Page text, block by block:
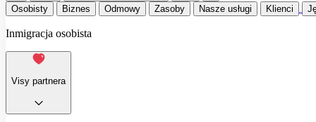
Osobisty
Biznes Odmowy Zasoby Nasze usługi Klienci
Inmigracja osobista
Visy partnera